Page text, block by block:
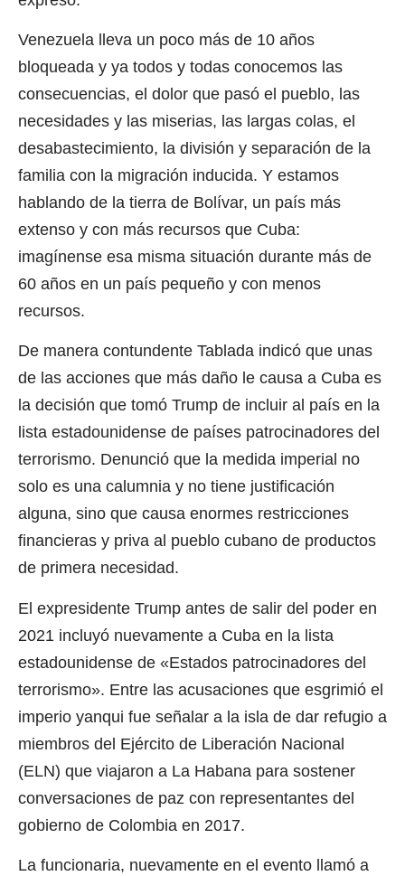
Venezuela lleva un poco más de 10 años
bloqueada y ya todos y todas conocemos las
consecuencias, el dolor que pasó el pueblo, las
necesidades y las miserias, las largas colas, el
desabastecimiento, la división y separación de la
familia con la migración inducida. Y estamos
hablando de la tierra de Bolívar, un país más
extenso y con más recursos que Cuba:
imagínense esa misma situación durante más de
60 años en un país pequeño y con menos
recursos.
De manera contundente Tablada indicó que unas
de las acciones que más daño le causa a Cuba es
la decisión que tomó Trump de incluir al país en la
lista estadounidense de países patrocinadores del
terrorismo. Denunció que la medida imperial no
solo es una calumnia y no tiene justificación
alguna, sino que causa enormes restricciones
financieras y priva al pueblo cubano de productos
de primera necesidad.
El expresidente Trump antes de salir del poder en
2021 incluyó nuevamente a Cuba en la lista
estadounidense de «Estados patrocinadores del
terrorismo». Entre las acusaciones que esgrimió el
imperio yanqui fue señalar a la isla de dar refugio a
miembros del Ejército de Liberación Nacional
(ELN) que viajaron a La Habana para sostener
conversaciones de paz con representantes del
gobierno de Colombia en 2017.
La funcionaria, nuevamente en el evento llamó a